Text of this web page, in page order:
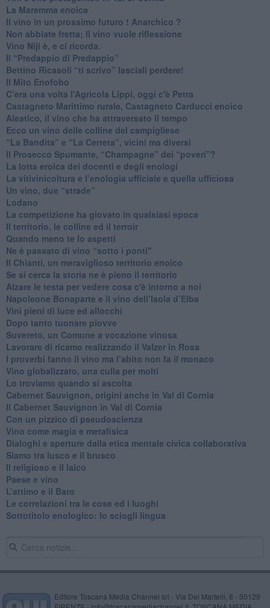
​La Maremma enoica
Il vino in un prossimo futuro ! Anarchico ?
​Non abbiate fretta; Il vino vuole riflessione
​Vino Niji è, e ci ricorda.
Il “Predappio di Predappio”
Bettino Ricasoli “ti scrivo” lasciali perdere!
Il Mito Enofobo
​C’era una volta l'Agricola Lippi, oggi c'è Petra
​Castagneto Marittimo rurale, Castagneto Carducci enoico
Aleatico, il vino che ha attraversato il tempo
Ecco un vino delle colline del campigliese
“La Bandita” e “La Cerreta”, vicini ma diversi
​Il Prosecco Spumante, “Champagne” dei “poveri”?
​La lotta eroica dei docenti e degli enologi
​La vitivinicoltura e l’enologia ufficiale e quella ufficiosa
​Un vino, due “strade”
Lodano
​La competizione ha giovato in qualsiasi epoca
Il territorio, le colline ed il terroir
Quando meno te lo aspetti
​Ne è passato di vino “sotto i ponti"
​Il Chianti, un meraviglioso territorio enoico
​Se si cerca la storia ne è pieno il territorio
Alzare le testa per vedere cosa c'è intorno a noi
​Napoleone Bonaparte e il vino dell’Isola d’Elba
Vini pieni di luce ed allocchi
Dopo tanto tuonare piovve
Suvereto, un Comune a vocazione vinosa
Lavorare di ricamo realizzando il Valzer in Rosa
​I proverbi fanno il vino ma l’abito non fa il monaco
Vino globalizzato, una culla per molti
Lo troviamo quando si ascolta
Cabernet Sauvignon, origini anche in Val di Cornia
Il Cabernet Sauvignon in Val di Cornia
Con un pizzico di pseudoscienza
​Vino come magia e metafisica
Dialoghi e aperture dalla etica mentale civica collaborativa
Siamo tra lusco e il brusco
Il religioso e il laico
​Paese e vino
L’attimo e il Baro
Le correlazioni tra le cose ed i luoghi
​Sottotitolo enologico: lo sciogli lingua
Editore Toscana Media Channel srl - Via Dei Martelli, 8 - 50129